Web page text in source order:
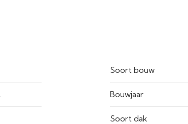
Soort bouw
Bouwjaar
Soort dak